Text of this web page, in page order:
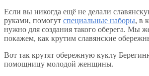
Если вы никогда ещё не делали
руками, помогут специальные наборы, в
нужно для создания такого оберега. Мы
покажем, как крутим славянские
Вот так крутят обережную куклу
помощницу молодой женщины.